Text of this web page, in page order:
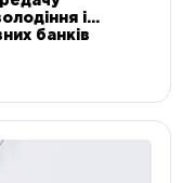
і
банків